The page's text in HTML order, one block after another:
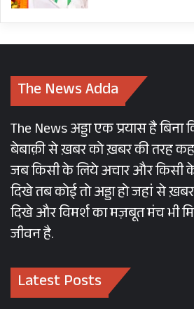
The News Adda
The News अड्डा एक प्रयास है बिना
बेबाक़ी से ख़बर को ख़बर की तरह
जब किसी के लिये अचार और किसी
दिखे तब कोई तो अड्डा हो जहां से ख़बर
दिखे और विमर्श का मज़बूत मंच भी
जीवन है.
Latest Posts